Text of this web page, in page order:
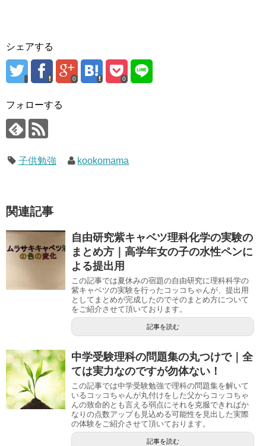
シェアする
0 0
フォローする
子供勉強 kookomama
関連記事
自由研究紫キャベツ理科化学の実験の
まとめ方｜高学年女の子の水性ペンに
よる提出用
この記事では夏休みの宿題の自由研究に理科科学の
紫キャベツの実験を行ったコッコちゃんが、提出用
としてまとめが完成したのでそのまとめ方について
をご紹介させて頂いております。
記事を読む
中学受験理科の問題集の丸つけで｜全
ては実力なのですが勿体ない！
この記事では中学受験勉強で理科の問題集を解いて
いるコッコちゃんが丸付けをした父からコッコちゃ
んの致命的とも言える弱点にそれを克服できればか
なりの点数アップも見込める可能性を見出した実際
の体験をご紹介させて頂いております。
記事を読む